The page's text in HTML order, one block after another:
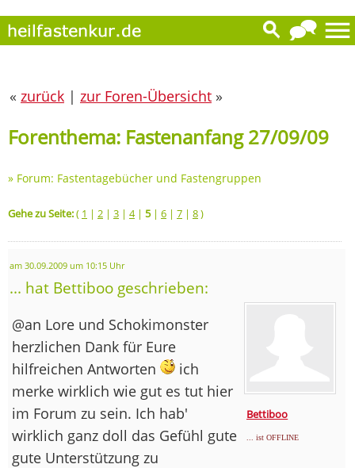
« zurück | zur Foren-Übersicht »
Forenthema: Fastenanfang 27/09/09
» Forum: Fastentagebücher und Fastengruppen
Gehe zu Seite:( 1 | 2 | 3 | 4| 5| 6 | 7 | 8)
am 30.09.2009 um 10:15 Uhr
... hat Bettiboo geschrieben:
Bettiboo
... ist OFFLINE
@an Lore und Schokimonster
herzlichen Dank für Eure
hilfreichen Antworten
ich
merke wirklich wie gut es tut hier
im Forum zu sein. Ich hab'
wirklich ganz doll das Gefühl gute
gute Unterstützung zu